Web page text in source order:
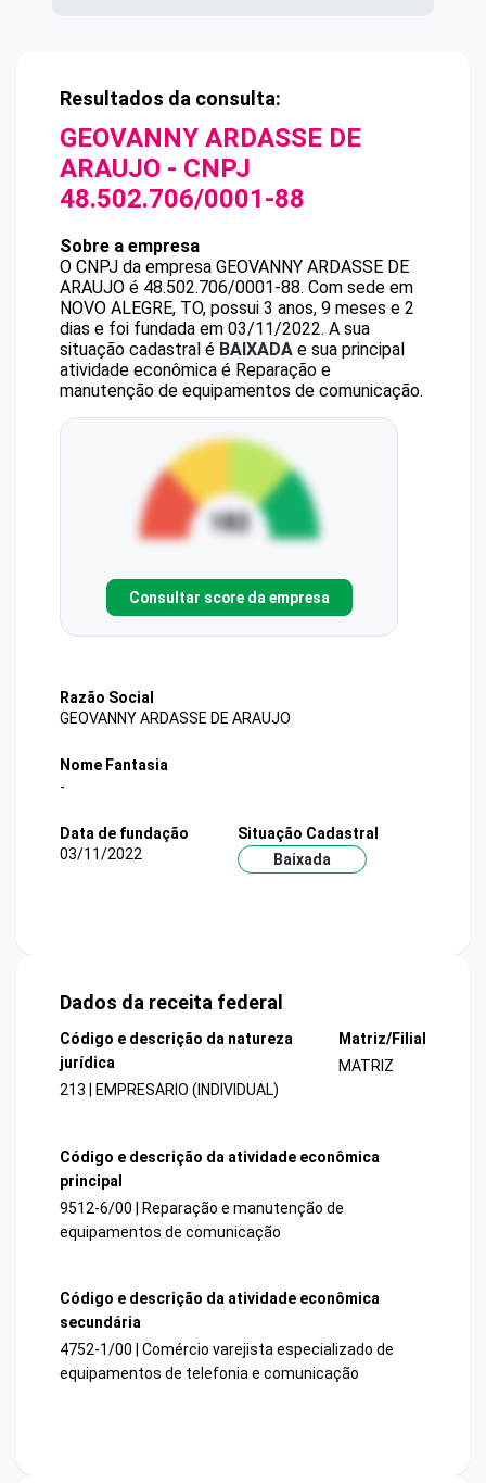
Resultados da consulta:
GEOVANNY ARDASSE DE
ARAUJO - CNPJ
48.502.706/0001-88
Sobre a empresa
O CNPJ da empresa GEOVANNY ARDASSE DE
ARAUJO é 48.502.706/0001-88. Com sede em
NOVO ALEGRE, TO, possui 3 anos, 9 meses e 2
dias e foi fundada em 03/11/2022. A sua
situação cadastral é BAIXADA e sua principal
atividade econômica é Reparação e
manutenção de equipamentos de comunicação.
Consultar score da empresa
Razão Social
GEOVANNY ARDASSE DE ARAUJO
Nome Fantasia
-
Data de fundação
03/11/2022
Situação Cadastral
Baixada
Dados da receita federal
Código e descrição da natureza
jurídica
213 | EMPRESARIO (INDIVIDUAL)
Matriz/Filial
MATRIZ
Código e descrição da atividade econômica
principal
9512-6/00 | Reparação e manutenção de
equipamentos de comunicação
Código e descrição da atividade econômica
secundária
4752-1/00 | Comércio varejista especializado de
equipamentos de telefonia e comunicação